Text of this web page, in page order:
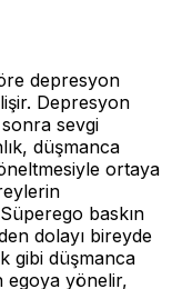
depresyon
Depresyon
sevgi
düşmanca
ortaya
baskın
dolayı bireyde
gibi düşmanca
egoya yönelir,